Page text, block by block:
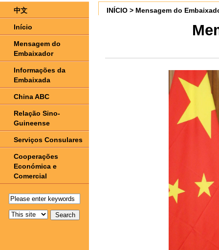
中文
Início
Mensagem do
Embaixador
Informações da
Embaixada
China ABC
Relação Sino-
Guineense
Serviços Consulares
Cooperações
Económica e
Comercial
INÍCIO> Mensagem do